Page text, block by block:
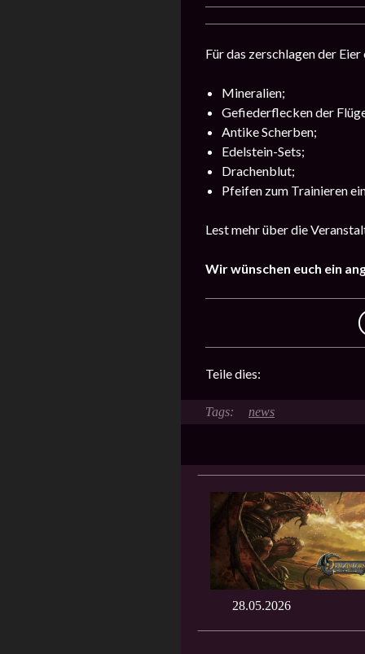
Für das zerschlagen der
Mineralien;
Gefiederflecken der
Antike Scherben;
Edelstein-Sets;
Drachenblut;
Pfeifen zum Trainieren
Lest mehr über die
Wir wünschen euch ein
Teile dies:
news
28.05.2026